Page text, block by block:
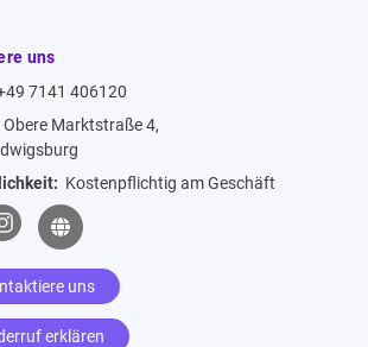
uns
7141 406120
Obere Marktstraße 4,
Kostenpflichtig am Geschäft
uns
erklären